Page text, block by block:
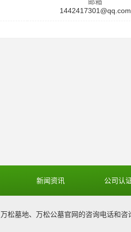
1442417301@qq.com
新闻资讯 公司认
万松墓地、 万松公墓官网的咨询电话和咨